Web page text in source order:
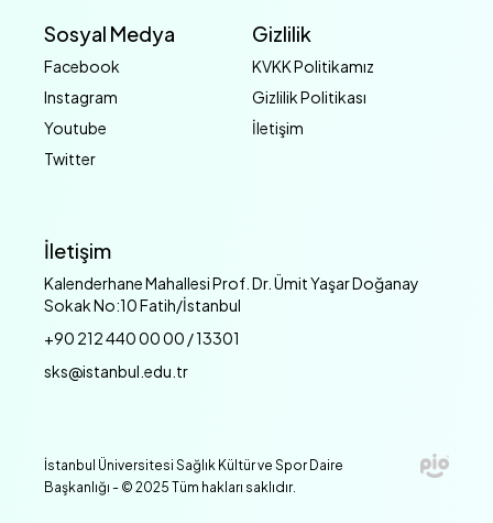
Sosyal Medya
Facebook
Instagram
Youtube
Twitter
Gizlilik
KVKK Politikamız
Gizlilik Politikası
İletişim
İletişim
Kalenderhane Mahallesi Prof. Dr. Ümit Yaşar Doğanay
Sokak No:10 Fatih/İstanbul
+90 212 440 00 00 / 13301
sks@istanbul.edu.tr
İstanbul Üniversitesi Sağlık Kültür ve Spor Daire
Başkanlığı - © 2025 Tüm hakları saklıdır.